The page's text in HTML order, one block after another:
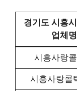
경기도 시흥
업체명
시흥사랑
시흥사랑콜